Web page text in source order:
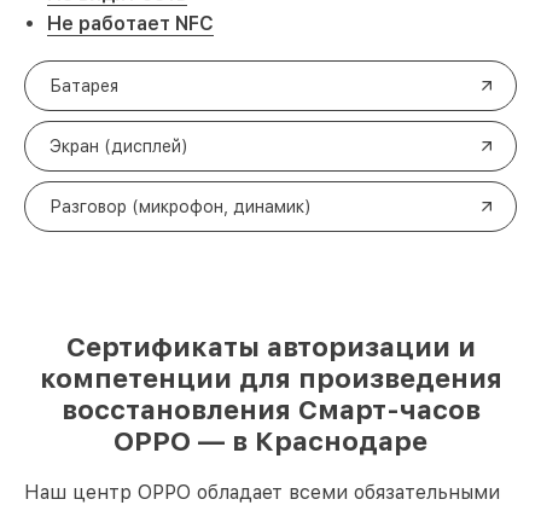
Не работает NFC
Батарея
Экран (дисплей)
Разговор (микрофон, динамик)
Сертификаты авторизации и
компетенции для произведения
восстановления Смарт-часов
OPPO — в Краснодаре
Наш центр OPPO обладает всеми обязательными